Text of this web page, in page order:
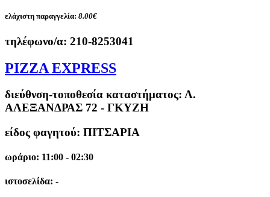
ελάχιστη παραγγελία: 8.00€
τηλέφωνο/α: 210-8253041
PIZZA EXPRESS
διεύθνση-τοποθεσία καταστήματος: Λ.
ΑΛΕΞΑΝΔΡΑΣ 72 - ΓΚΥΖΗ
είδος φαγητού: ΠΙΤΣΑΡΙΑ
ωράριο: 11:00 - 02:30
ιστοσελίδα: -